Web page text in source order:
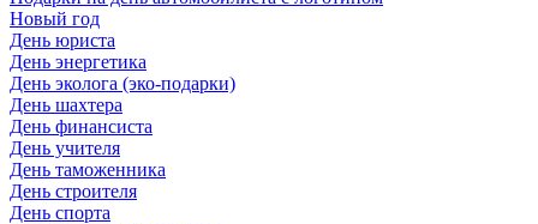
Новый год
День юриста
День энергетика
День эколога (эко-подарки)
День шахтера
День финансиста
День учителя
День таможенника
День строителя
День спорта